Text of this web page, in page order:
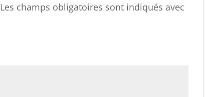
Les champs obligatoires sont indiqués avec